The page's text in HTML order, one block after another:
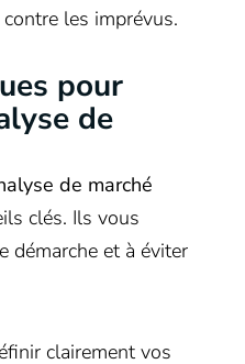
les imprévus.
pour
de
de marché
clés. Ils vous
démarche et à éviter
clairement vos